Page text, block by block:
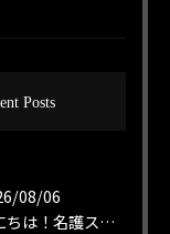
Posts
08/06
こんにちは！名護ステーキです！